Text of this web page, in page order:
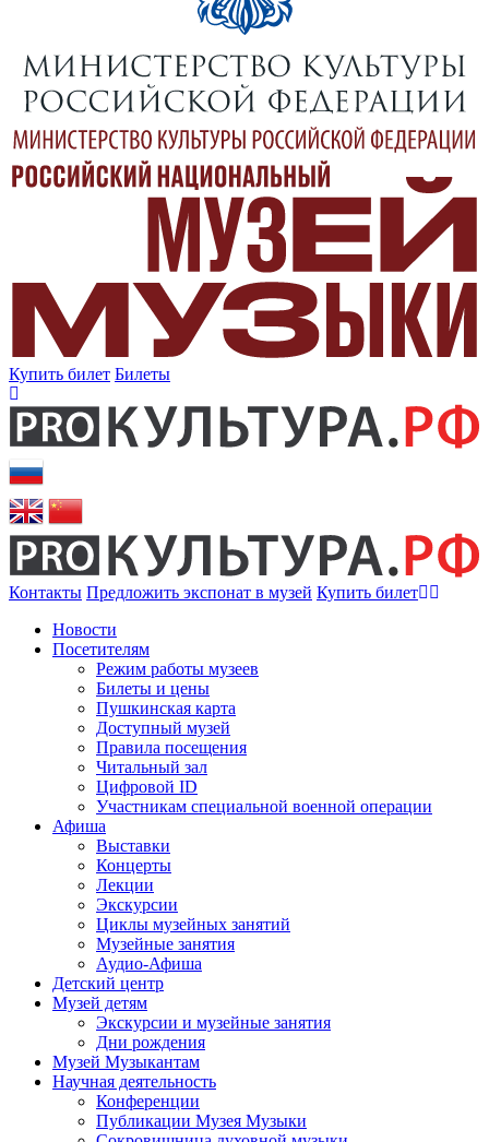
Купить билет Билеты
Контакты Предложить экспонат в музей Купить билет
Новости
Посетителям
Режим работы музеев
Билеты и цены
Пушкинская карта
Доступный музей
Правила посещения
Читальный зал
Цифровой ID
Участникам специальной военной операции
Афиша
Выставки
Концерты
Лекции
Экскурсии
Циклы музейных занятий
Музейные занятия
Аудио-Афиша
Детский центр
Музей детям
Экскурсии и музейные занятия
Дни рождения
Музей Музыкантам
Научная деятельность
Конференции
Публикации Музея Музыки